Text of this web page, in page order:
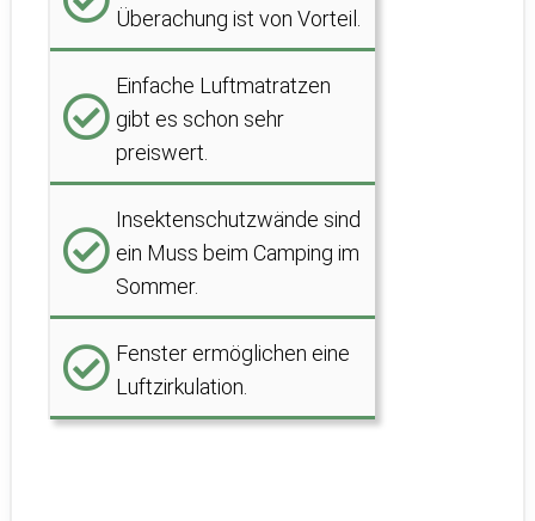
Überachung ist von Vorteil.
Einfache Luftmatratzen
gibt es schon sehr
preiswert.
Insektenschutzwände sind
ein Muss beim Camping im
Sommer.
Fenster ermöglichen eine
Luftzirkulation.